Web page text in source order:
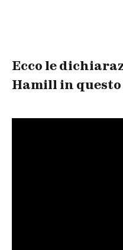
Ecco le
Hamill in questo